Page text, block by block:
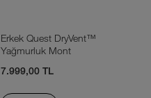
Erkek Quest DryVent™
Yağmurluk Mont
7.999,00 TL